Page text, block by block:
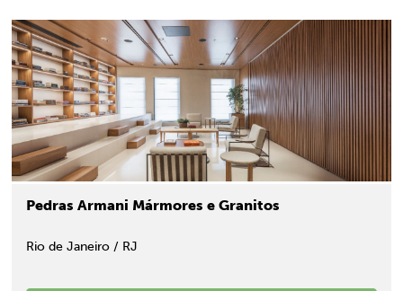
Pedras Armani Mármores e Granitos
Rio de Janeiro / RJ